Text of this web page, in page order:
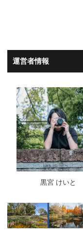
運営者情報
黒宮 けいと